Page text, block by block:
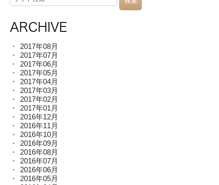
ARCHIVE
2017年08月
2017年07月
2017年06月
2017年05月
2017年04月
2017年03月
2017年02月
2017年01月
2016年12月
2016年11月
2016年10月
2016年09月
2016年08月
2016年07月
2016年06月
2016年05月